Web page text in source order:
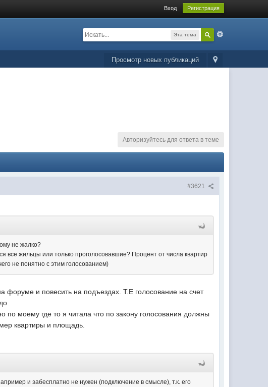
Вход Регистрация
Эта тема
Просмотр новых публикаций
Авторизуйтесь для ответа в теме
#3621
не жалко?
все жильцы или только проголосовавшие? Процент от числа квартир
не понятно с этим голосованием)
форуме и повесить на подъездах. Т.Е голосование на счет
по моему где то я читала что по закону голосования должны
квартиры и площадь.
и забесплатно не нужен (подключение в смысле), т.к. его